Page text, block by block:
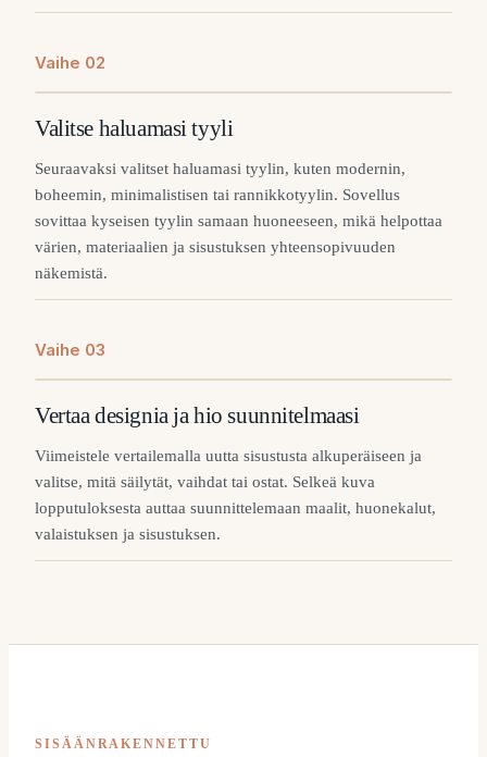
Vaihe 02
Valitse haluamasi tyyli
Seuraavaksi valitset haluamasi tyylin, kuten modernin,
boheemin, minimalistisen tai rannikkotyylin. Sovellus
sovittaa kyseisen tyylin samaan huoneeseen, mikä helpottaa
värien, materiaalien ja sisustuksen yhteensopivuuden
näkemistä.
Vaihe 03
Vertaa designia ja hio suunnitelmaasi
Viimeistele vertailemalla uutta sisustusta alkuperäiseen ja
valitse, mitä säilytät, vaihdat tai ostat. Selkeä kuva
lopputuloksesta auttaa suunnittelemaan maalit, huonekalut,
valaistuksen ja sisustuksen.
SISÄÄNRAKENNETTU